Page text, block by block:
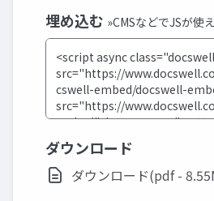
埋め込む »CMSなどでJSが使
ダウンロード
ダウンロード(pdf -